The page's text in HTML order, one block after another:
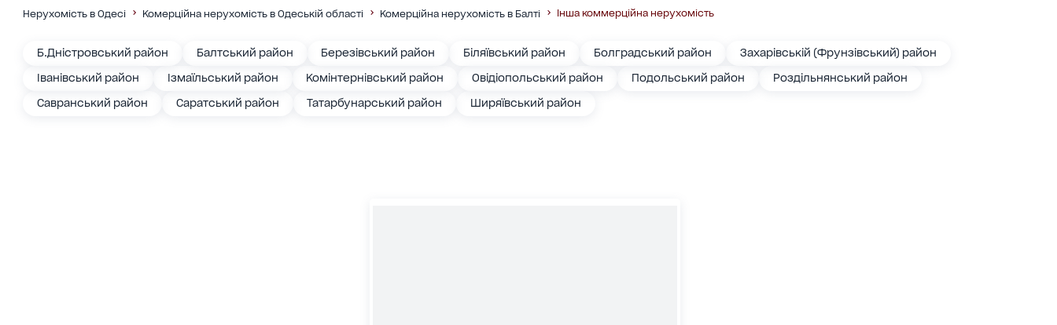
Нерухомість в Одесі Комерційна нерухомість в Одеській області Комерційна нерухомість в Балті Інша коммерційна нерухомість
Б.Дністровський район Балтський район Березівський район Біляївський район Болградський район
Захарівській (Фрунзівський) район
Іванівський район
Ізмаїльський район Комінтернівський район Овідіопольський район Подольський район
Роздільнянський район
Савранський район
Саратський район Татарбунарський район Ширяївський район